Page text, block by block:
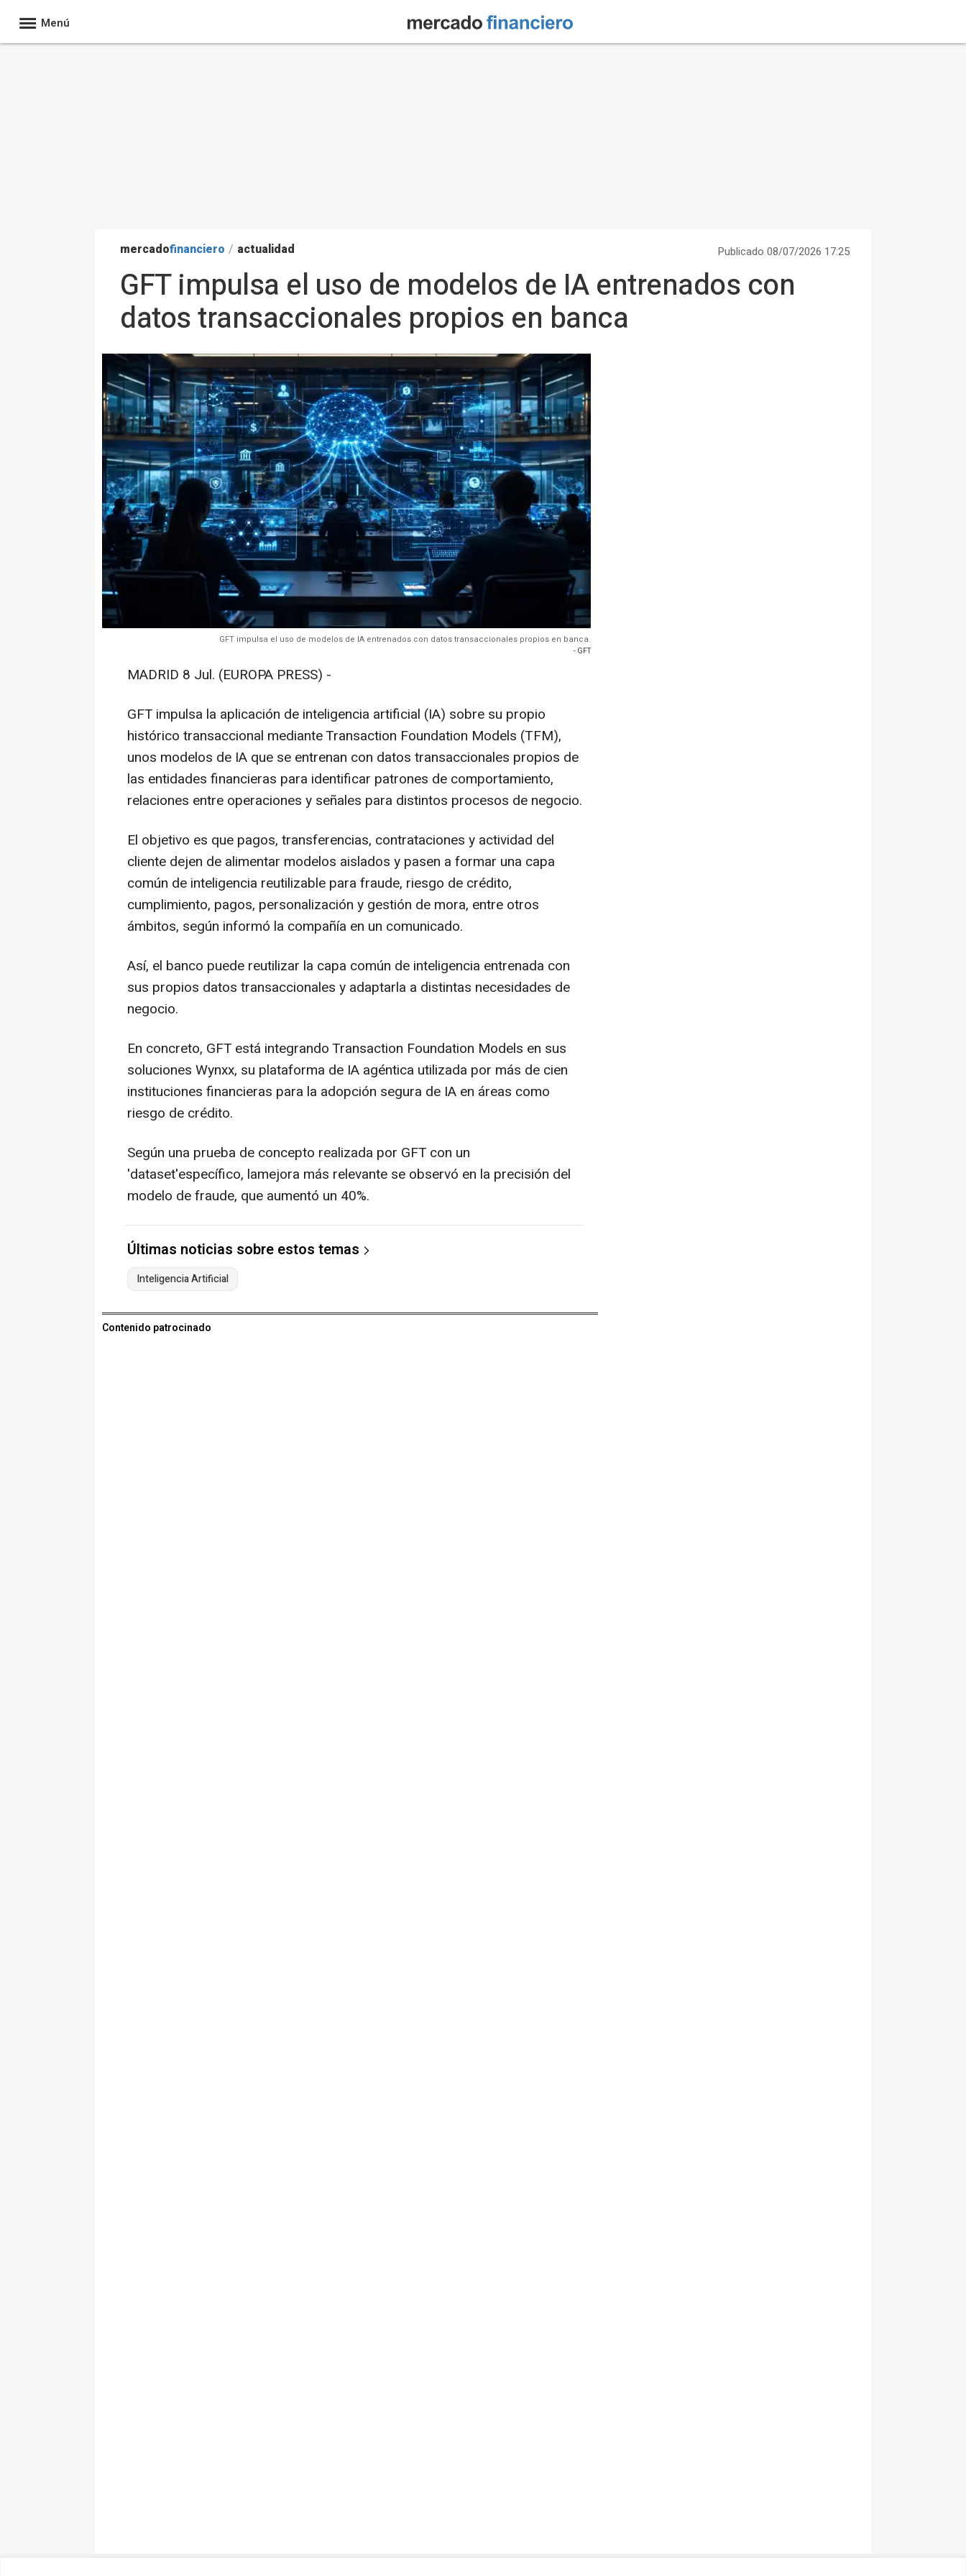
Menú
mercadofinanciero / actualidad Publicado 08/07/2026 17:25
GFT impulsa el uso de modelos de IA entrenados con
datos transaccionales propios en banca
GFT impulsa el uso de modelos de IA entrenados con datos transaccionales propios en banca.
- GFT
MADRID 8 Jul. (EUROPA PRESS) -
GFT impulsa la aplicación de inteligencia artificial (IA) sobre su propio
histórico transaccional mediante Transaction Foundation Models (TFM),
unos modelos de IA que se entrenan con datos transaccionales propios de
las entidades financieras para identificar patrones de comportamiento,
relaciones entre operaciones y señales para distintos procesos de negocio.
El objetivo es que pagos, transferencias, contrataciones y actividad del
cliente dejen de alimentar modelos aislados y pasen a formar una capa
común de inteligencia reutilizable para fraude, riesgo de crédito,
cumplimiento, pagos, personalización y gestión de mora, entre otros
ámbitos, según informó la compañía en un comunicado.
Así, el banco puede reutilizar la capa común de inteligencia entrenada con
sus propios datos transaccionales y adaptarla a distintas necesidades de
negocio.
En concreto, GFT está integrando Transaction Foundation Models en sus
soluciones Wynxx, su plataforma de IA agéntica utilizada por más de cien
instituciones financieras para la adopción segura de IA en áreas como
riesgo de crédito.
Según una prueba de concepto realizada por GFT con un
'dataset'específico, lamejora más relevante se observó en la precisión del
modelo de fraude, que aumentó un 40%.
Últimas noticias sobre estos temas
Inteligencia Artificial
Contenido patrocinado